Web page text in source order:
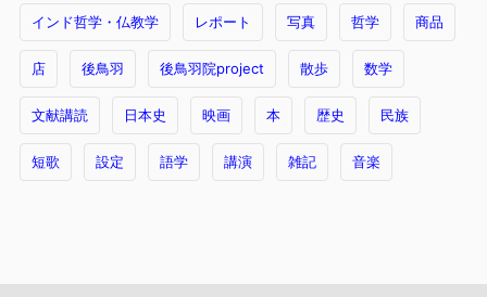
インド哲学・仏教学 レポート 写真 哲学 商品
店 後鳥羽 後鳥羽院project 散歩 数学
文献講読 日本史 映画 本 歴史 民族
短歌 設定 語学 講演 雑記 音楽